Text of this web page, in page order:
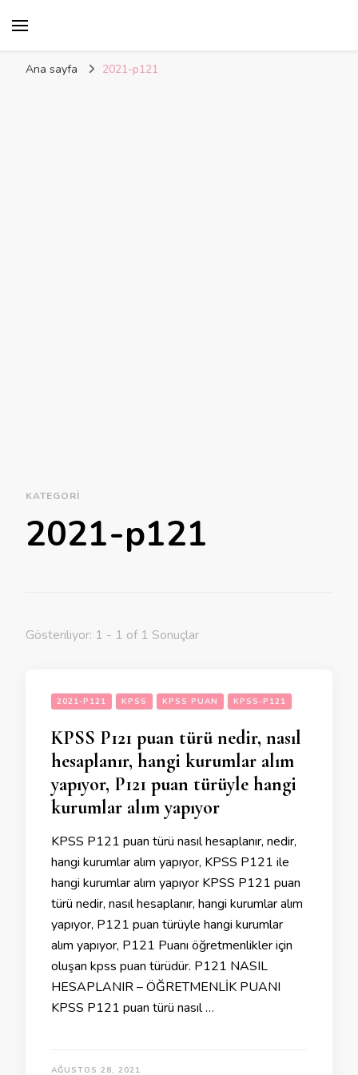
Ana sayfa 2021-p121
KATEGORI
2021-p121
Gösteriliyor: 1 - 1 of 1 Sonuçlar
2021-P121 KPSS KPSS PUAN KPSS-P121
KPSS P121 puan türü nedir, nasıl
hesaplanır, hangi kurumlar alım
yapıyor, P121 puan türüyle hangi
kurumlar alım yapıyor
KPSS P121 puan türü nasıl hesaplanır, nedir,
hangi kurumlar alım yapıyor, KPSS P121 ile
hangi kurumlar alım yapıyor KPSS P121 puan
türü nedir, nasıl hesaplanır, hangi kurumlar alım
yapıyor, P121 puan türüyle hangi kurumlar
alım yapıyor, P121 Puanı öğretmenlikler için
oluşan kpss puan türüdür. P121 NASIL
HESAPLANIR – ÖĞRETMENLİK PUANI
KPSS P121 puan türü nasıl …
AĞUSTOS 28, 2021